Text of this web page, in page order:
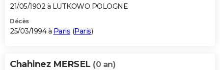
21/05/1902 à LUTKOWO POLOGNE
Décès
25/03/1994 à Paris (Paris)
Chahinez MERSEL (0 an)